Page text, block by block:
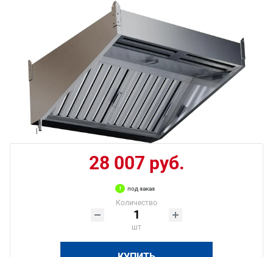
28 007 руб.
под заказ
Количество
шт